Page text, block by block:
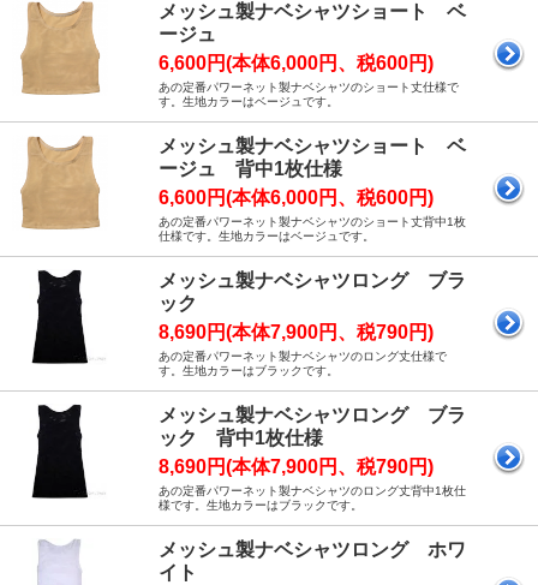
メッシュ製ナベシャツショート ベ
ージュ
6,600円(本体6,000円、税600円)
あの定番パワーネット製ナベシャツのショート丈仕様で
す。生地カラーはベージュです。
メッシュ製ナベシャツショート ベ
ージュ 背中1枚仕様
6,600円(本体6,000円、税600円)
あの定番パワーネット製ナベシャツのショート丈背中1枚
仕様です。生地カラーはベージュです。
メッシュ製ナベシャツロング ブラ
ック
8,690円(本体7,900円、税790円)
あの定番パワーネット製ナベシャツのロング丈仕様で
す。生地カラーはブラックです。
メッシュ製ナベシャツロング ブラ
ック 背中1枚仕様
8,690円(本体7,900円、税790円)
あの定番パワーネット製ナベシャツのロング丈背中1枚仕
様です。生地カラーはブラックです。
メッシュ製ナベシャツロング ホワ
イト